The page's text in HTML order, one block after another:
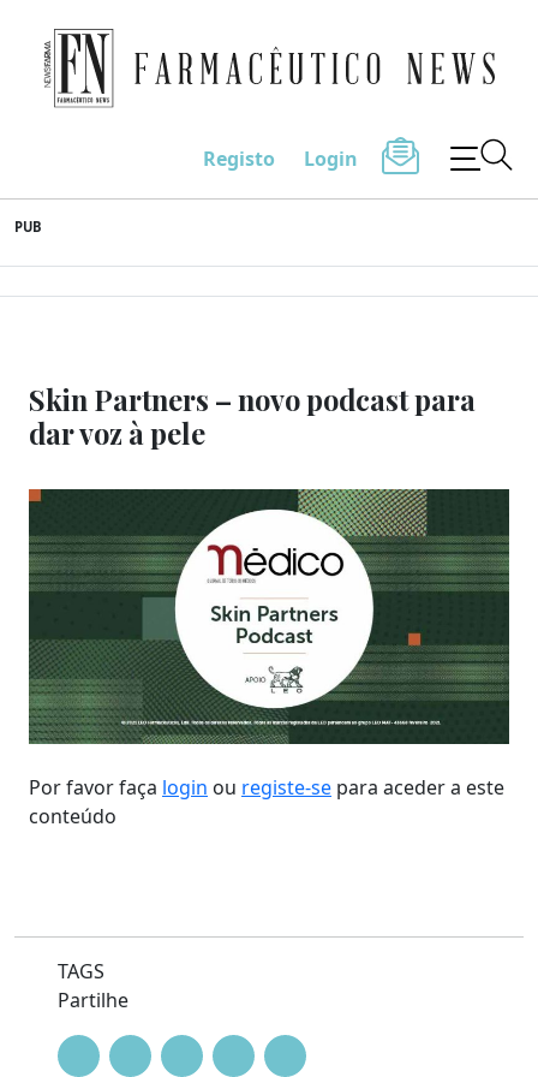
to
content
Farmacêutico News
Registo Login
PUB
Skin Partners – novo podcast para
dar voz à pele
Por favor faça login ou registe-se para aceder a este
conteúdo
TAGS
Partilhe